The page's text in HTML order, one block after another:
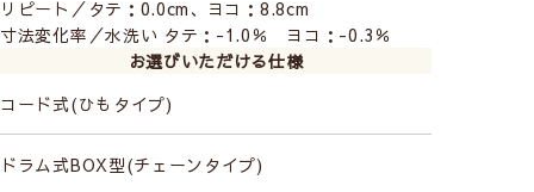
リピート／タテ：0.0cm、ヨコ：8.8cm
寸法変化率／水洗い タテ：-1.0％ ヨコ：-0.3％
お選びいただける仕様
コード式(ひもタイプ)
ドラム式BOX型(チェーンタイプ)